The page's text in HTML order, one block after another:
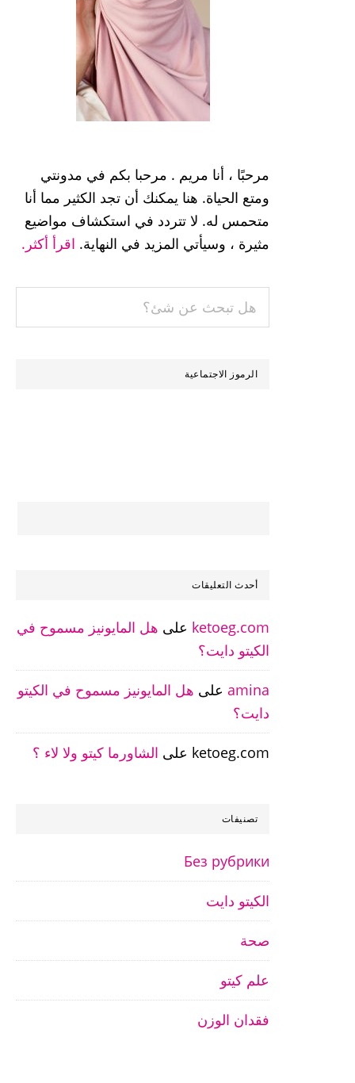
مرحبًا ، أنا مريم . مرحبا بكم في مدونتي
ومتع الحياة. هنا يمكنك أن تجد الكثير مما أنا
متحمس له. لا تتردد في استكشاف مواضيع
مثيرة ، وسيأتي المزيد في النهاية. اقرأ أكثر.
تبحث
شئ؟
الرموز الاجتماعية
أحدث التعليقات
ketoeg.com على هل المايونيز مسموح في
الكيتو دايت؟
amina على هل المايونيز مسموح في الكيتو
دايت؟
ketoeg.com على الشاورما كيتو ولا لاء ؟
تصنيفات
Без рубрики
الكيتو دايت
صحة
علم كيتو
فقدان الوزن